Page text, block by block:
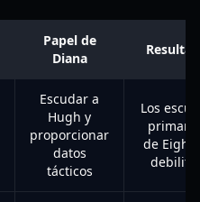
Papel de
Diana
Escudar a
Hugh y
proporcionar
datos
tácticos
Los
de Eight